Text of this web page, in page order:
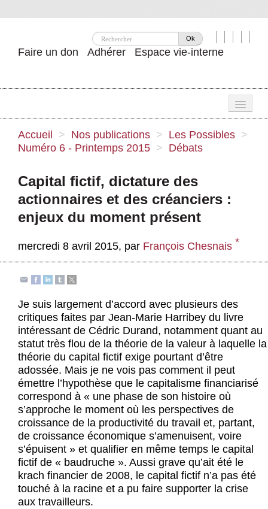
Ok
Faire un don Adhérer Espace vie-interne
Attac ?
Nos idées
Se mobiliser
Publications
Agenda
Actus et médias
Boutique
Accueil > Nos publications > Les Possibles >
Numéro 6 - Printemps 2015 > Débats
Capital fictif, dictature des
actionnaires et des créanciers :
enjeux du moment présent
mercredi 8 avril 2015, par François Chesnais *
Je suis largement d’accord avec plusieurs des
critiques faites par Jean-Marie Harribey du livre
intéressant de Cédric Durand, notamment quant au
statut très flou de la théorie de la valeur à laquelle la
théorie du capital fictif exige pourtant d’être
adossée. Mais je ne vois pas comment il peut
émettre l’hypothèse que le capitalisme financiarisé
correspond à « une phase de son histoire où
s’approche le moment où les perspectives de
croissance de la productivité du travail et, partant,
de croissance économique s’amenuisent, voire
s’épuisent » et qualifier en même temps le capital
fictif de « baudruche ». Aussi grave qu’ait été le
krach financier de 2008, le capital fictif n’a pas été
touché à la racine et a pu faire supporter la crise
aux travailleurs.